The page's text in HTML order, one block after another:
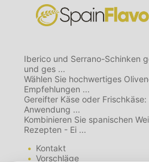
Iberico und Serrano-Schinken
und ges ...
Wählen Sie hochwertiges
Empfehlungen ...
Gereifter Käse oder
Anwendung ...
Kombinieren Sie spanischen
Rezepten - Ei ...
Kontakt
Vorschläge